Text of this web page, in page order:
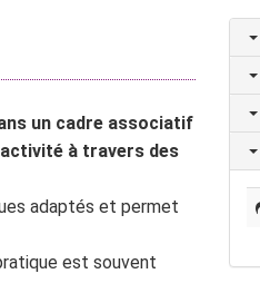
un cadre associatif
à travers des
adaptés et permet
est souvent